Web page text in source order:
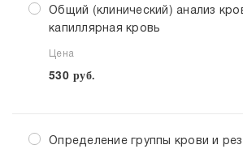
Общий (клинический) анализ
капиллярная кровь
Цена
530 руб.
Определение группы крови и